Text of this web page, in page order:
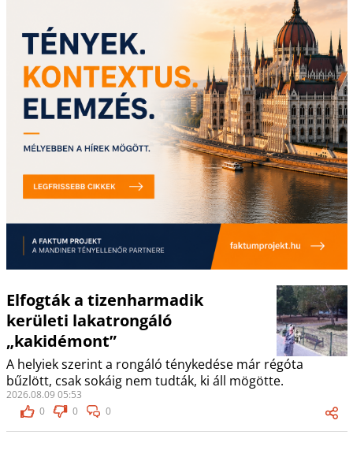
Elfogták a tizenharmadik
kerületi lakatrongáló
„kakidémont”
A helyiek szerint a rongáló ténykedése már régóta
bűzlött, csak sokáig nem tudták, ki áll mögötte.
2026.08.09 05:53
0
0 0